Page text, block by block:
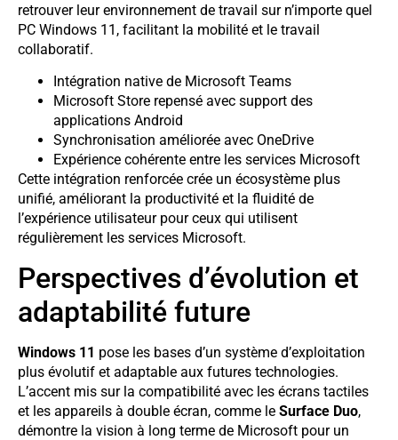
retrouver leur environnement de travail sur n’importe quel
PC Windows 11, facilitant la mobilité et le travail
collaboratif.
Intégration native de Microsoft Teams
Microsoft Store repensé avec support des
applications Android
Synchronisation améliorée avec OneDrive
Expérience cohérente entre les services Microsoft
Cette intégration renforcée crée un écosystème plus
unifié, améliorant la productivité et la fluidité de
l’expérience utilisateur pour ceux qui utilisent
régulièrement les services Microsoft.
Perspectives d’évolution et
adaptabilité future
Windows 11 pose les bases d’un système d’exploitation
plus évolutif et adaptable aux futures technologies.
L’accent mis sur la compatibilité avec les écrans tactiles
et les appareils à double écran, comme le Surface Duo,
démontre la vision à long terme de Microsoft pour un